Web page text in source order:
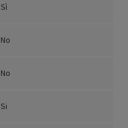
Sì
No
No
Si